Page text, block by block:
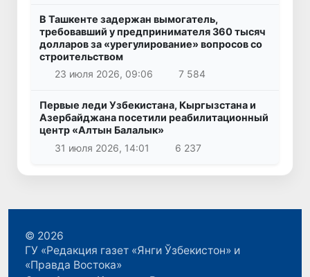
В Ташкенте задержан вымогатель,
требовавший у предпринимателя 360 тысяч
долларов за «урегулирование» вопросов со
строительством
23 июля 2026, 09:06
7 584
Первые леди Узбекистана, Кыргызстана и
Азербайджана посетили реабилитационный
центр «Алтын Балалык»
31 июля 2026, 14:01
6 237
© 2026
ГУ «Редакция газет «Янги Ўзбекистон» и
«Правда Востока»